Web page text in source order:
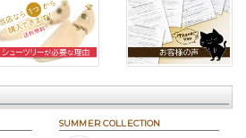
SUMMER COLLECTION